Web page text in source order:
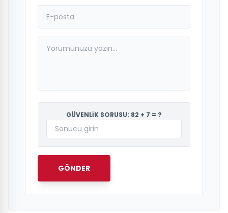
GÜVENLİK SORUSU: 82 + 7 = ?
GÖNDER